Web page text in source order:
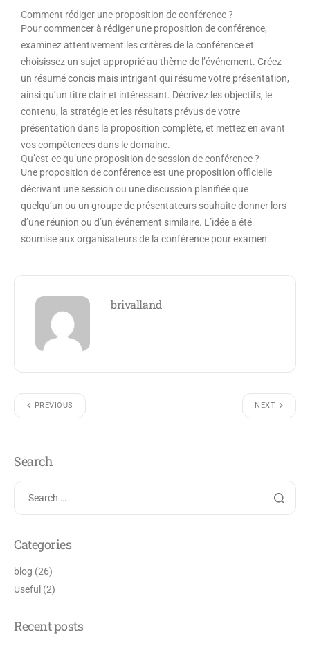
Comment rédiger une proposition de conférence ?
Pour commencer à rédiger une proposition de conférence,
examinez attentivement les critères de la conférence et
choisissez un sujet approprié au thème de l’événement. Créez
un résumé concis mais intrigant qui résume votre présentation,
ainsi qu’un titre clair et intéressant. Décrivez les objectifs, le
contenu, la stratégie et les résultats prévus de votre
présentation dans la proposition complète, et mettez en avant
vos compétences dans le domaine.
Qu’est-ce qu’une proposition de session de conférence ?
Une proposition de conférence est une proposition officielle
décrivant une session ou une discussion planifiée que
quelqu’un ou un groupe de présentateurs souhaite donner lors
d’une réunion ou d’un événement similaire. L’idée a été
soumise aux organisateurs de la conférence pour examen.
brivalland
PREVIOUS NEXT
Search
Categories
blog (26)
Useful (2)
Recent posts